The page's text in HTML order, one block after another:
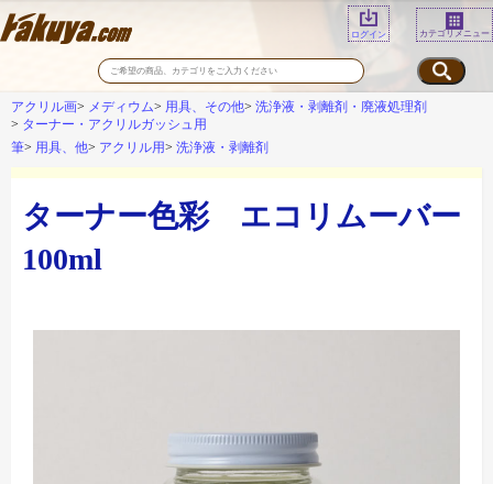
ログイン カテゴリメニュー
アクリル画 メディウム 用具、その他
洗浄液・剥離剤・廃液処理剤
ターナー・アクリルガッシュ用
筆
用具、他 アクリル用 洗浄液・剥離剤
ターナー色彩 エコリムーバー
100ml